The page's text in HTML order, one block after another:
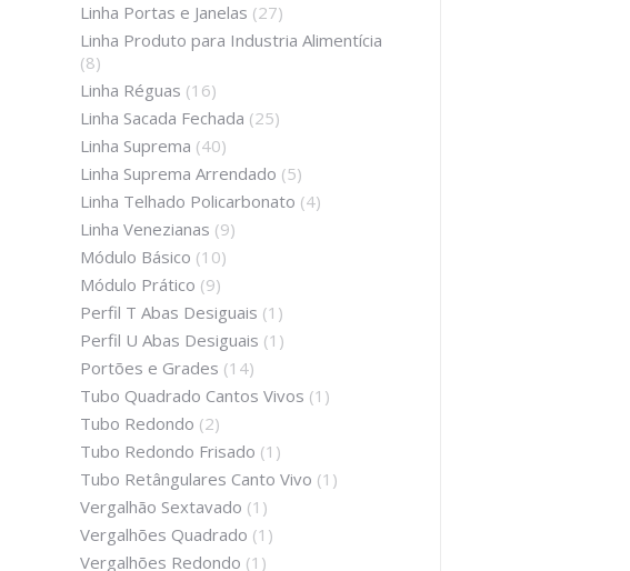
Linha Portas e Janelas (27)
Linha Produto para Industria Alimentícia
(8)
Linha Réguas (16)
Linha Sacada Fechada (25)
Linha Suprema (40)
Linha Suprema Arrendado (5)
Linha Telhado Policarbonato (4)
Linha Venezianas (9)
Módulo Básico (10)
Módulo Prático (9)
Perfil T Abas Desiguais (1)
Perfil U Abas Desiguais (1)
Portões e Grades (14)
Tubo Quadrado Cantos Vivos (1)
Tubo Redondo (2)
Tubo Redondo Frisado (1)
Tubo Retângulares Canto Vivo (1)
Vergalhão Sextavado (1)
Vergalhões Quadrado (1)
Vergalhões Redondo (1)